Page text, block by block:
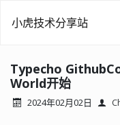
小虎技术分享站
Typecho
World开始
2024年02月02日